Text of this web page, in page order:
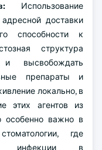
Использование
доставки
способности к
структура
высвобождать
препараты и
локально, в
этих агентов из
особенно важно в
где
инфекции в